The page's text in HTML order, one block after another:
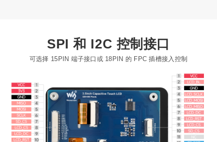
SPI 和 I2C 控制接口
可选择 15PIN 端子接口或 18PIN 的 FPC 插槽接入控制